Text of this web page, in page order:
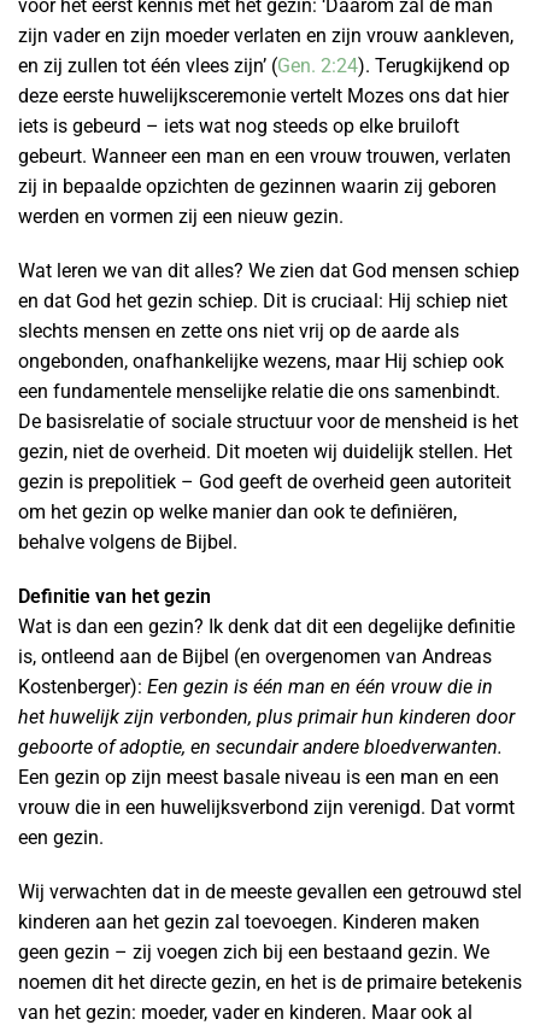
voor het eerst kennis met het gezin: ‘Daarom zal de man
zijn vader en zijn moeder verlaten en zijn vrouw aankleven,
en zij zullen tot één vlees zijn’ (Gen. 2:24). Terugkijkend op
deze eerste huwelijksceremonie vertelt Mozes ons dat hier
iets is gebeurd – iets wat nog steeds op elke bruiloft
gebeurt. Wanneer een man en een vrouw trouwen, verlaten
zij in bepaalde opzichten de gezinnen waarin zij geboren
werden en vormen zij een nieuw gezin.
Wat leren we van dit alles? We zien dat God mensen schiep
en dat God het gezin schiep. Dit is cruciaal: Hij schiep niet
slechts mensen en zette ons niet vrij op de aarde als
ongebonden, onafhankelijke wezens, maar Hij schiep ook
een fundamentele menselijke relatie die ons samenbindt.
De basisrelatie of sociale structuur voor de mensheid is het
gezin, niet de overheid. Dit moeten wij duidelijk stellen. Het
gezin is prepolitiek – God geeft de overheid geen autoriteit
om het gezin op welke manier dan ook te definiëren,
behalve volgens de Bijbel.
Definitie van het gezin
Wat is dan een gezin? Ik denk dat dit een degelijke definitie
is, ontleend aan de Bijbel (en overgenomen van Andreas
Kostenberger): Een gezin is één man en één vrouw die in
het huwelijk zijn verbonden, plus primair hun kinderen door
geboorte of adoptie, en secundair andere bloedverwanten.
Een gezin op zijn meest basale niveau is een man en een
vrouw die in een huwelijksverbond zijn verenigd. Dat vormt
een gezin.
Wij verwachten dat in de meeste gevallen een getrouwd stel
kinderen aan het gezin zal toevoegen. Kinderen maken
geen gezin – zij voegen zich bij een bestaand gezin. We
noemen dit het directe gezin, en het is de primaire betekenis
van het gezin: moeder, vader en kinderen. Maar ook al